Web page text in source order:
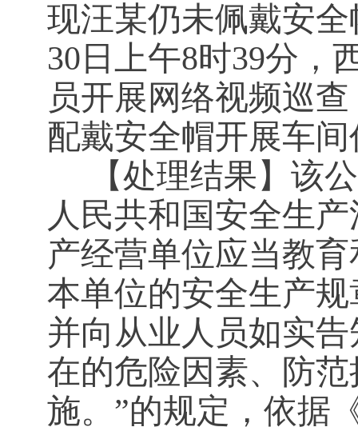
现汪某仍未佩戴安
30日上午8时39分，
员开展网络视频巡
配戴安全帽开展车
【处理结果】该
人民共和国安全生
产经营单位应当教
本单位的安全生产
并向从业人员如实
在的危险因素、防
施。”的规定，依据